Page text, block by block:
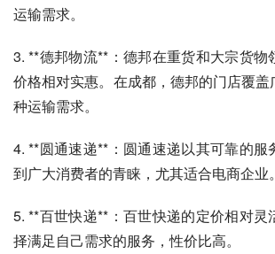
运输需求。
3. **德邦物流**：德邦在重货和大宗货物
价格相对实惠。在成都，德邦的门店覆
种运输需求。
4. **圆通速递**：圆通速递以其可靠的服
到广大消费者的青睐，尤其适合电商企业。
5. **百世快递**：百世快递的定价相对灵
择满足自己需求的服务，性价比高。